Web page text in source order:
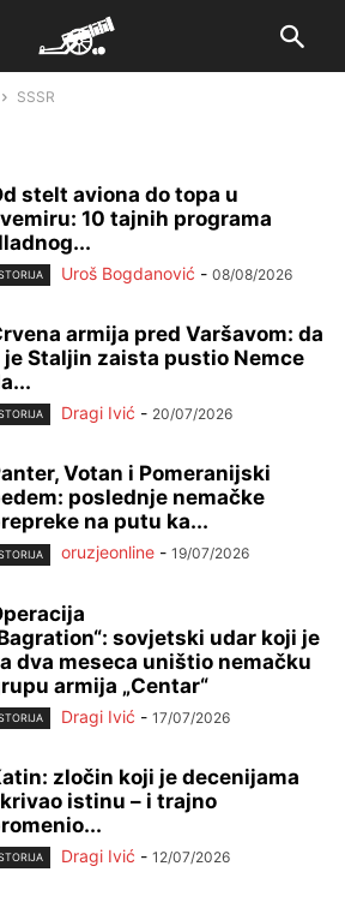
SSSR
stelt aviona do topa u
10 tajnih programa
Uroš Bogdanović - 08/08/2026
armija pred Varšavom: da
je Staljin zaista pustio Nemce
Dragi Ivić - 20/07/2026
Votan i Pomeranijski
poslednje nemačke
na putu ka...
oruzjeonline - 19/07/2026
sovjetski udar koji je
dva meseca uništio nemačku
armija „Centar“
Dragi Ivić - 17/07/2026
zločin koji je decenijama
istinu – i trajno
Dragi Ivić - 12/07/2026